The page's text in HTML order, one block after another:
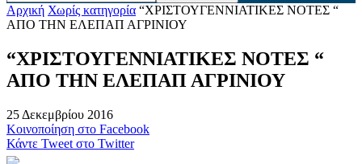
Αρχική Χωρίς κατηγορία “ΧΡΙΣΤΟΥΓΕΝΝΙΑΤΙΚΕΣ ΝΟΤΕΣ “
ΑΠΟ ΤΗΝ ΕΛΕΠΑΠ ΑΓΡΙΝΙΟΥ
“ΧΡΙΣΤΟΥΓΕΝΝΙΑΤΙΚΕΣ ΝΟΤΕΣ “
ΑΠΟ ΤΗΝ ΕΛΕΠΑΠ ΑΓΡΙΝΙΟΥ
25 Δεκεμβρίου 2016
Κοινοποίηση στο Facebook
Κάντε Tweet στο Twitter